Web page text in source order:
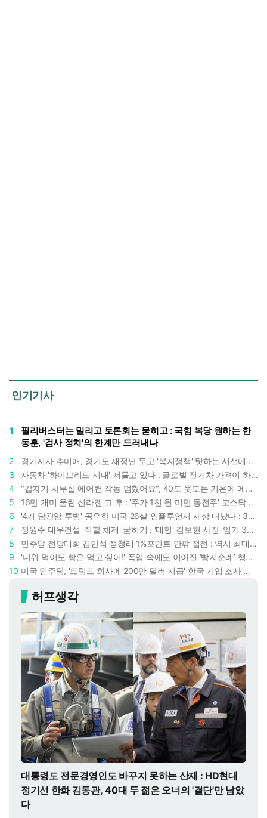
인기기사
1
필리버스터는 밀리고 토론회는 묻히고 : 국힘 복당 원하는 한
동훈, '검사 정치'의 한계만 드러내나
2
경기지사 추미애, 경기도 재정난 두고 '복지정책' 탓하는 시선에 정면 반박 : "고령자와 아이 인구 급증"
3
자동차 '하이브리드 시대' 저물고 있나 : 글로벌 전기차 가격이 하이브리드 차보다 낮아졌다
4
"갑자기 사무실 에어컨 작동 멈췄어요", 40도 웃도는 기온에 에어컨도 숨이 찬다
5
16만 개미 울린 신라젠 그 후 : '주가 1천 원 미만 동전주' 코스닥 38곳 코스피 10곳, 총 48곳 이르렀다
6
'4기 담관암 투병' 공유한 미국 26살 인플루언서 세상 떠났다 : 3년간 보여준 희망과 용기
7
정원주 대우건설 '직할 체제' 굳히기 : '매형' 김보현 사장 '임기 3년' 받고 4개월 만에 물러났다
8
민주당 전당대회 김민석·정청래 1%포인트 안팎 접전 : 역시 최대 승부처는 호남과 수도권
9
'더위 먹어도 빵은 먹고 싶어!' 폭염 속에도 이어진 ‘빵지순례’ 행렬 : 성심당이 대기 손님 위해 준비한 것들
10
미국 민주당, '트럼프 회사에 200만 달러 지급' 한국 기업 조사 착수 : 트럼프 덕분에 이득 챙기려 했나
허프생각
대통령도 전문경영인도 바꾸지 못하는 산재 : HD현대
정기선 한화 김동관, 40대 두 젊은 오너의 '결단'만 남았
다